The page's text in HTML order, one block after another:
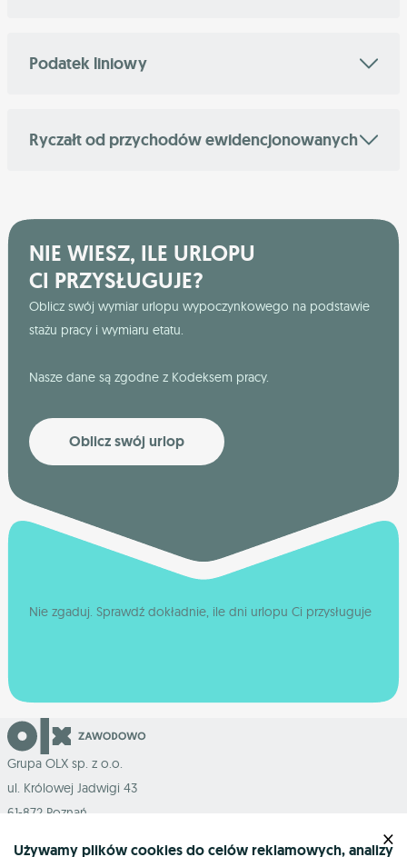
Podatek liniowy
Ryczałt od przychodów ewidencjonowanych
NIE WIESZ, ILE URLOPU
CI PRZYSŁUGUJE?
Oblicz swój wymiar urlopu wypoczynkowego na podstawie
stażu pracy i wymiaru etatu.
Nasze dane są zgodne z Kodeksem pracy.
Oblicz swój urlop
Nie zgaduj. Sprawdź dokładnie, ile dni urlopu Ci przysługuje
Grupa OLX sp. z o.o.
ul. Królowej Jadwigi 43
61-872 Poznań
Używamy plików cookies do celów reklamowych, analizy
×